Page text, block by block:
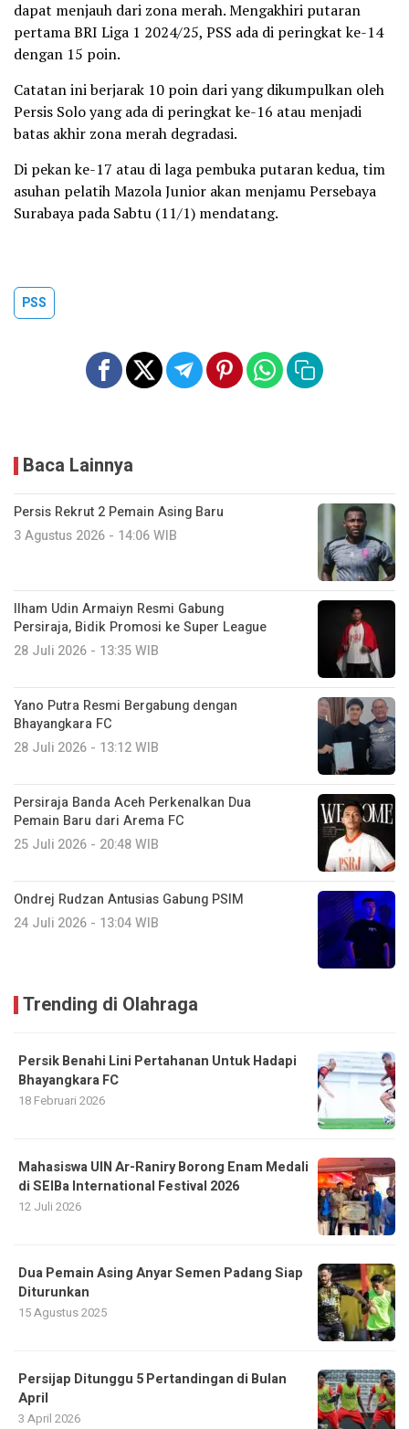
dapat menjauh dari zona merah. Mengakhiri putaran
pertama BRI Liga 1 2024/25, PSS ada di peringkat ke-14
dengan 15 poin.
Catatan ini berjarak 10 poin dari yang dikumpulkan oleh
Persis Solo yang ada di peringkat ke-16 atau menjadi
batas akhir zona merah degradasi.
Di pekan ke-17 atau di laga pembuka putaran kedua, tim
asuhan pelatih Mazola Junior akan menjamu Persebaya
Surabaya pada Sabtu (11/1) mendatang.
PSS
Baca Lainnya
Persis Rekrut 2 Pemain Asing Baru
3 Agustus 2026 - 14:06 WIB
Ilham Udin Armaiyn Resmi Gabung
Persiraja, Bidik Promosi ke Super League
28 Juli 2026 - 13:35 WIB
Yano Putra Resmi Bergabung dengan
Bhayangkara FC
28 Juli 2026 - 13:12 WIB
Persiraja Banda Aceh Perkenalkan Dua
Pemain Baru dari Arema FC
25 Juli 2026 - 20:48 WIB
Ondrej Rudzan Antusias Gabung PSIM
24 Juli 2026 - 13:04 WIB
Trending di Olahraga
Persik Benahi Lini Pertahanan Untuk Hadapi
Bhayangkara FC
18 Februari 2026
Mahasiswa UIN Ar-Raniry Borong Enam Medali
di SEIBa International Festival 2026
12 Juli 2026
Dua Pemain Asing Anyar Semen Padang Siap
Diturunkan
15 Agustus 2025
Persijap Ditunggu 5 Pertandingan di Bulan
April
3 April 2026